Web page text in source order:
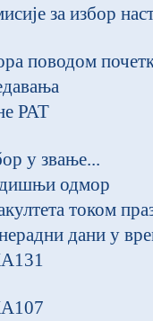
за избор
поводом
РАТ
у звање...
одмор
током
дани у